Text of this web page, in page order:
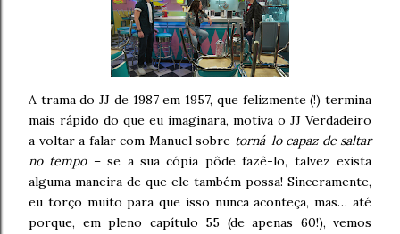
A trama do JJ de 1987 em 1957, que felizmente (!) termina
mais rápido do que eu imaginara, motiva o JJ Verdadeiro
a voltar a falar com Manuel sobre torná-lo capaz de saltar
no tempo– se a sua cópia pôde fazê-lo, talvez exista
alguma maneira de que ele também possa! Sinceramente,
eu torço muito para que isso nunca aconteça, mas… até
porque, em pleno capítulo 55 (de apenas 60!), vemos